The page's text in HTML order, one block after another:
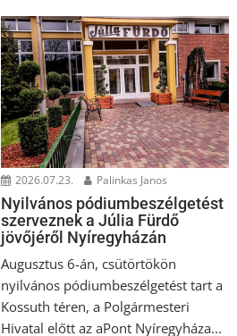
2026.07.23. Palinkas Janos
Nyilvános pódiumbeszélgetést
szerveznek a Júlia Fürdő
jövőjéről Nyíregyházán
Augusztus 6-án, csütörtökön
nyilvános pódiumbeszélgetést tart a
Kossuth téren, a Polgármesteri
Hivatal előtt az aPont Nyíregyháza...